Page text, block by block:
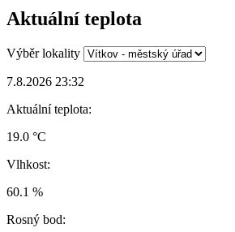
Aktuální teplota
Výběr lokality
7.8.2026 23:32
Aktuální teplota:
19.0 °C
Vlhkost:
60.1 %
Rosný bod: